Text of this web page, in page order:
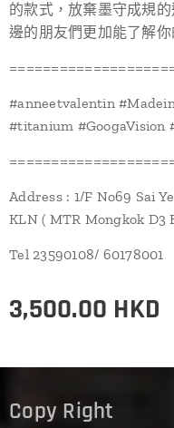
的款式，放棄墨守成規
邊的朋友們更加能了解你
#anneetvalentin
#titanium #GoogaVision
Address : 1/F No69 Sai
KLN ( MTR Mongkok D3
Tel 23590108/ 60178001
3,500.00 HKD
Copy Right